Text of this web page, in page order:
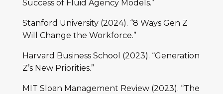
Success of Fluid Agency Models.”
Stanford University (2024). “8 Ways Gen Z
Will Change the Workforce.”
Harvard Business School (2023). “Generation
Z’s New Priorities.”
MIT Sloan Management Review (2023). “The